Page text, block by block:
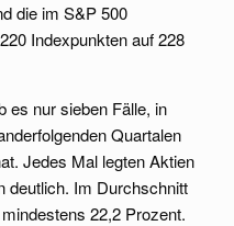
die im S&P 500
Indexpunkten auf 228
es nur sieben Fälle, in
Quartalen
Jedes Mal legten Aktien
deutlich. Im Durchschnitt
22,2 Prozent.